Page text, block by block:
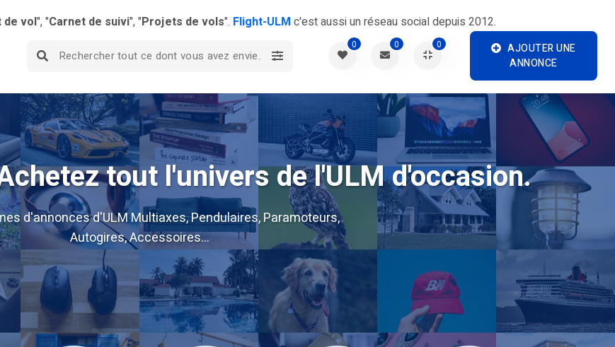
de vol", "Carnet de suivi", "Projets de vols". Flight-ULM c'est aussi un réseau social depuis 2012.
0 0 0
AJOUTER UNE
ANNONCE
tout l'univers de l'ULM d'occasion.
d'annonces d'ULM Multiaxes, Pendulaires, Paramoteurs,
Autogires, Accessoires...